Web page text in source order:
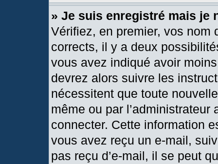
» Je suis enregistré mais je
Vérifiez, en premier, vos nom
corrects, il y a deux
vous avez indiqué avoir
devrez alors suivre les
nécessitent que toute
même ou par
connecter. Cette information
vous avez reçu un e-mail,
pas reçu d’e-mail, il se peut